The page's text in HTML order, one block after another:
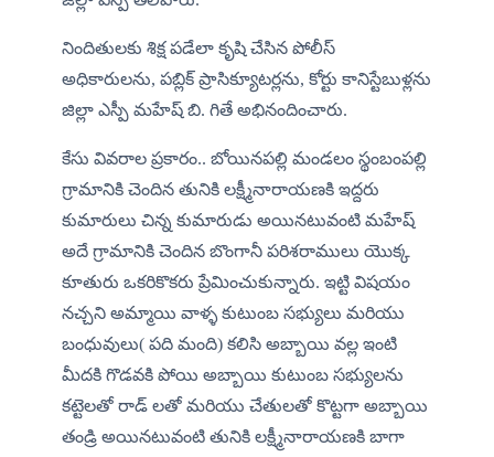
నిందితులకు శిక్ష పడేలా కృషి చేసిన పోలీస్
అధికారులను, పబ్లిక్ ప్రాసిక్యూటర్లను, కోర్టు కానిస్టేబుళ్లను
జిల్లా ఎస్పీ మహేష్ బి. గితే అభినందించారు.
కేసు వివరాల ప్రకారం.. బోయినపల్లి మండలం స్థంబంపల్లి
గ్రామానికి చెందిన తునికి లక్ష్మీనారాయణకి ఇద్దరు
కుమారులు చిన్న కుమారుడు అయినటువంటి మహేష్
అదే గ్రామానికి చెందిన బొంగానీ పరిశరాములు యొక్క
కూతురు ఒకరికొకరు ప్రేమించుకున్నారు. ఇట్టి విషయం
నచ్చని అమ్మాయి వాళ్ళ కుటుంబ సభ్యులు మరియు
బంధువులు( పది మంది) కలిసి అబ్బాయి వల్ల ఇంటి
మీదకి గొడవకి పోయి అబ్బాయి కుటుంబ సభ్యులను
కట్టెలతో రాడ్ లతో మరియు చేతులతో కొట్టగా అబ్బాయి
తండ్రి అయినటువంటి తునికి లక్ష్మీనారాయణకి బాగా